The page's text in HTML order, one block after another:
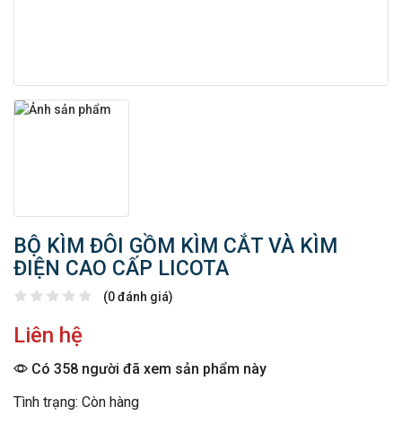
BỘ KÌM ĐÔI GỒM KÌM CẮT VÀ KÌM
ĐIỆN CAO CẤP LICOTA
(0 đánh giá)
Liên hệ
Có 358 người đã xem sản phẩm này
Tình trạng: Còn hàng